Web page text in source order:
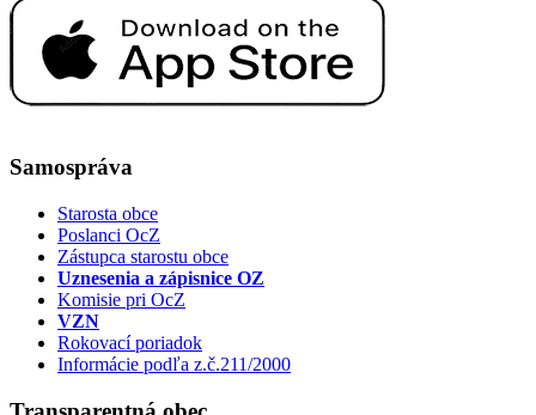
Samospráva
Starosta obce
Poslanci OcZ
Zástupca starostu obce
Uznesenia a zápisnice OZ
Komisie pri OcZ
VZN
Rokovací poriadok
Informácie podľa z.č.211/2000